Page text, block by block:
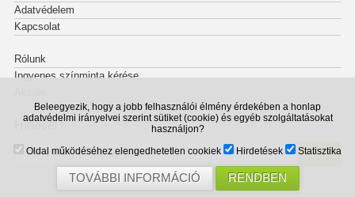
Beleegyezik, hogy a jobb felhasználói élmény érdekében a honlap
adatvédelmi irányelvei szerint sütiket (cookie) és egyéb szolgáltatásokat
használjon?
Oldal működéséhez elengedhetetlen cookiek
Hirdetések Statisztika
TOVÁBBI INFORMÁCIÓ RENDBEN
Adatvédelem
Kapcsolat
Rólunk
Ingyenes színminta kérése
Hírlevél
OK